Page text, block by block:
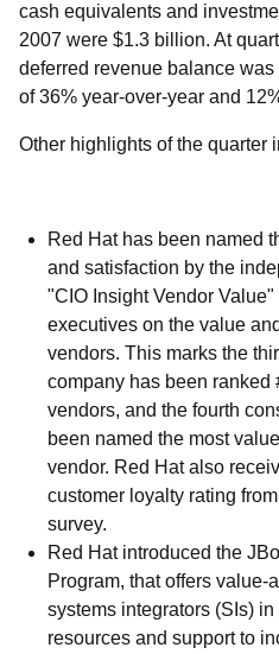
cash equivalents and
2007 were $1.3 billion. At
deferred revenue balance
of 36% year-over-year and
Other highlights of the quarter
Red Hat has been named
and satisfaction by the
"CIO Insight Vendor
executives on the value
vendors. This marks the
company has been ranked
vendors, and the fourth
been named the most
vendor. Red Hat also
customer loyalty rating
survey.
Red Hat introduced the
Program, that offers value-
systems integrators (SIs)
resources and support to